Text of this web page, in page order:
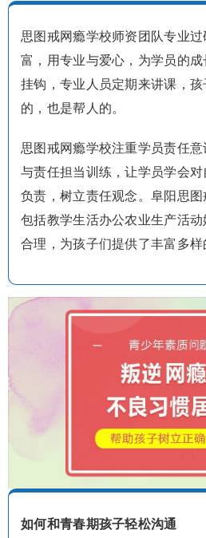
思图戒网瘾学校师资团队专业
富，用专业与爱心，为学员的
挂钩，专业人员定期来讲课，
的，也是帮人的。
思图戒网瘾学校注重学员责任
与责任担当训练，让学员学会
负责，树立责任观念。阜阳思图
包括教学生活办公农业生产活
合理，为孩子们提供了丰富多样
如何和青春期孩子轻松沟通